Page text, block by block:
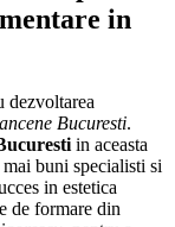
in
dezvoltarea
Bucuresti.
in aceasta
buni specialisti si
in estetica
de formare din